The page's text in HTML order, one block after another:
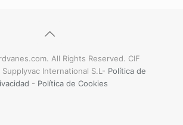
All Rights Reserved. CIF
Supplyvac International S.L- Política de
- Política de Cookies